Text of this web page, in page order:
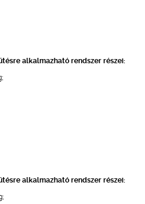
alkalmazható rendszer részei:
alkalmazható rendszer részei: